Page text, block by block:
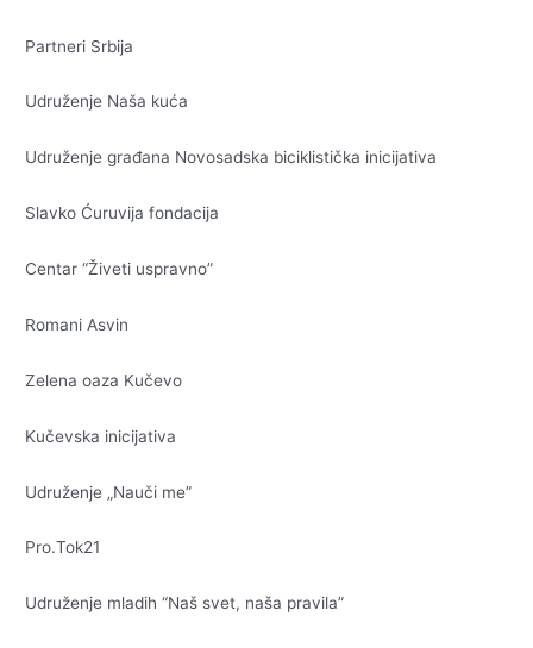
Partneri Srbija
Udruženje Naša kuća
Udruženje građana Novosadska biciklistička inicijativa
Slavko Ćuruvija fondacija
Centar “Živeti uspravno”
Romani Asvin
Zelena oaza Kučevo
Kučevska inicijativa
Udruženje „Nauči me”
Pro.Tok21
Udruženje mladih “Naš svet, naša pravila”